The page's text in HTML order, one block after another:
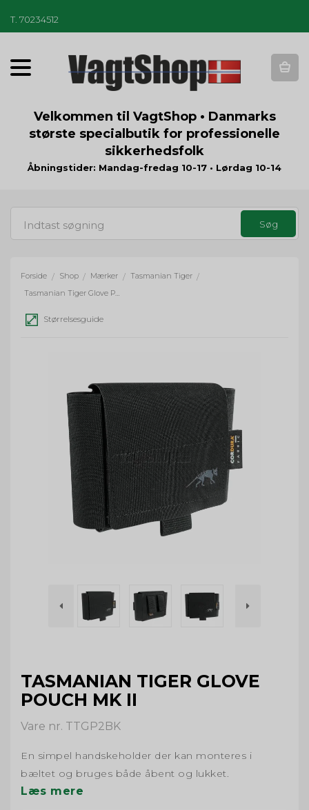
T 70234512
T
o
g
a
t
n
Velkommen til VagtShop • Danmarks
største specialbutik for professionelle
sikkerhedsfolk
Åbningstider: Mandag-fredag 10-17 • Lørdag 10-14
Forside / Shop / Mærker / Tasmanian Tiger /
Tasmanian Tiger Glove Pouch MK II
Størrelsesguide
TASMANIAN TIGER GLOVE
POUCH MK II
Vare nr. TTGP2BK
En simpel handskeholder der kan monteres i
bæltet og bruges både åbent og lukket.
Læs mere